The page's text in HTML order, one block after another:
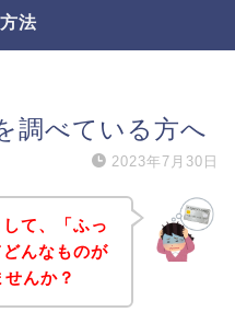
法
調べている方へ
2023年7月30日
て、「ふっ
んなものが
んか？